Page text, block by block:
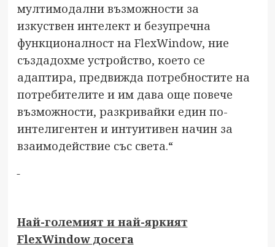
мултимодални възможности за
изкуствен интелект и безупречна
функционалност на FlexWindow, ние
създадохме устройство, което се
адаптира, предвижда потребностите на
потребителите и им дава още повече
възможности, разкривайки един по-
интелигентен и интуитивен начин за
взаимодействие със света.“
Най-големият и най-яркият
FlexWindow досега